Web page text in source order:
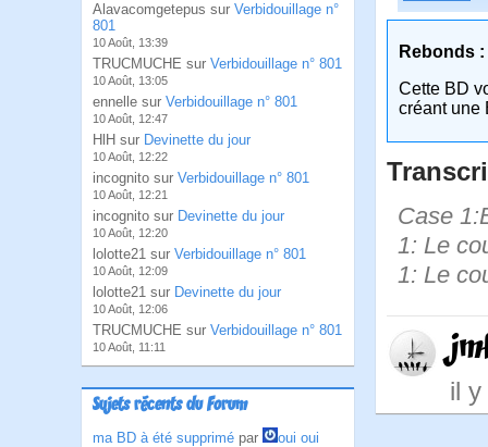
Alavacomgetepus sur Verbidouillage n°
801
10 Août, 13:39
TRUCMUCHE sur Verbidouillage n° 801
10 Août, 13:05
ennelle sur Verbidouillage n° 801
10 Août, 12:47
HlH sur Devinette du jour
10 Août, 12:22
incognito sur Verbidouillage n° 801
10 Août, 12:21
incognito sur Devinette du jour
10 Août, 12:20
lolotte21 sur Verbidouillage n° 801
10 Août, 12:09
lolotte21 sur Devinette du jour
10 Août, 12:06
TRUCMUCHE sur Verbidouillage n° 801
10 Août, 11:11
Sujets récents du Forum
ma BD à été supprimé par
oui oui
Rebonds :
Cette BD
créant une
Case
1: Le
1: Le
il y